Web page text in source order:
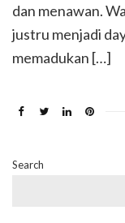
dan menawan.
justru menjadi
memadukan […]
Search